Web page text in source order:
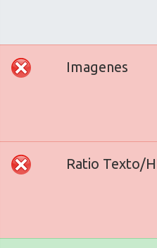
Imagenes
Ratio Texto/